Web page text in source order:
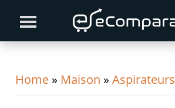
primary
content
primary
Home » Maison »Aspirateurs